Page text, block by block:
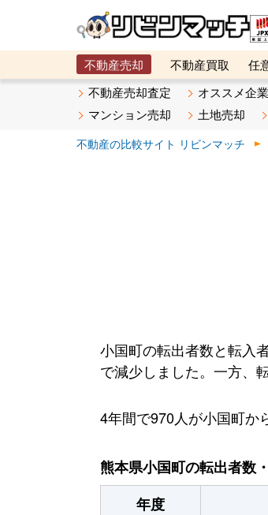
不動産売却 不動産買取 任
メタ住宅展示場
ベスト不動産カ
不動産売却査定 オススメ企
マンション売却
土地売却
不動産の比較サイト リビンマッチ
小国町の転出者数と転入
で減少しました。一方、
4年間で970人が小国町か
熊本県小国町の転出者数
年度